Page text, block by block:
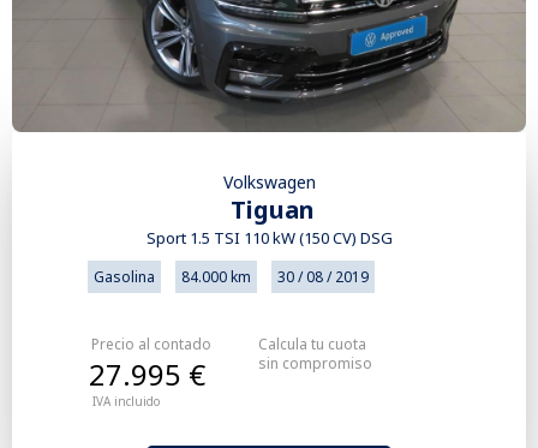
Volkswagen
Tiguan
Sport 1.5 TSI 110 kW (150 CV) DSG
Gasolina 84.000 km 30 / 08 / 2019
Precio al contado
IVA incluido
27.995 €
Calcula tu cuota
sin compromiso